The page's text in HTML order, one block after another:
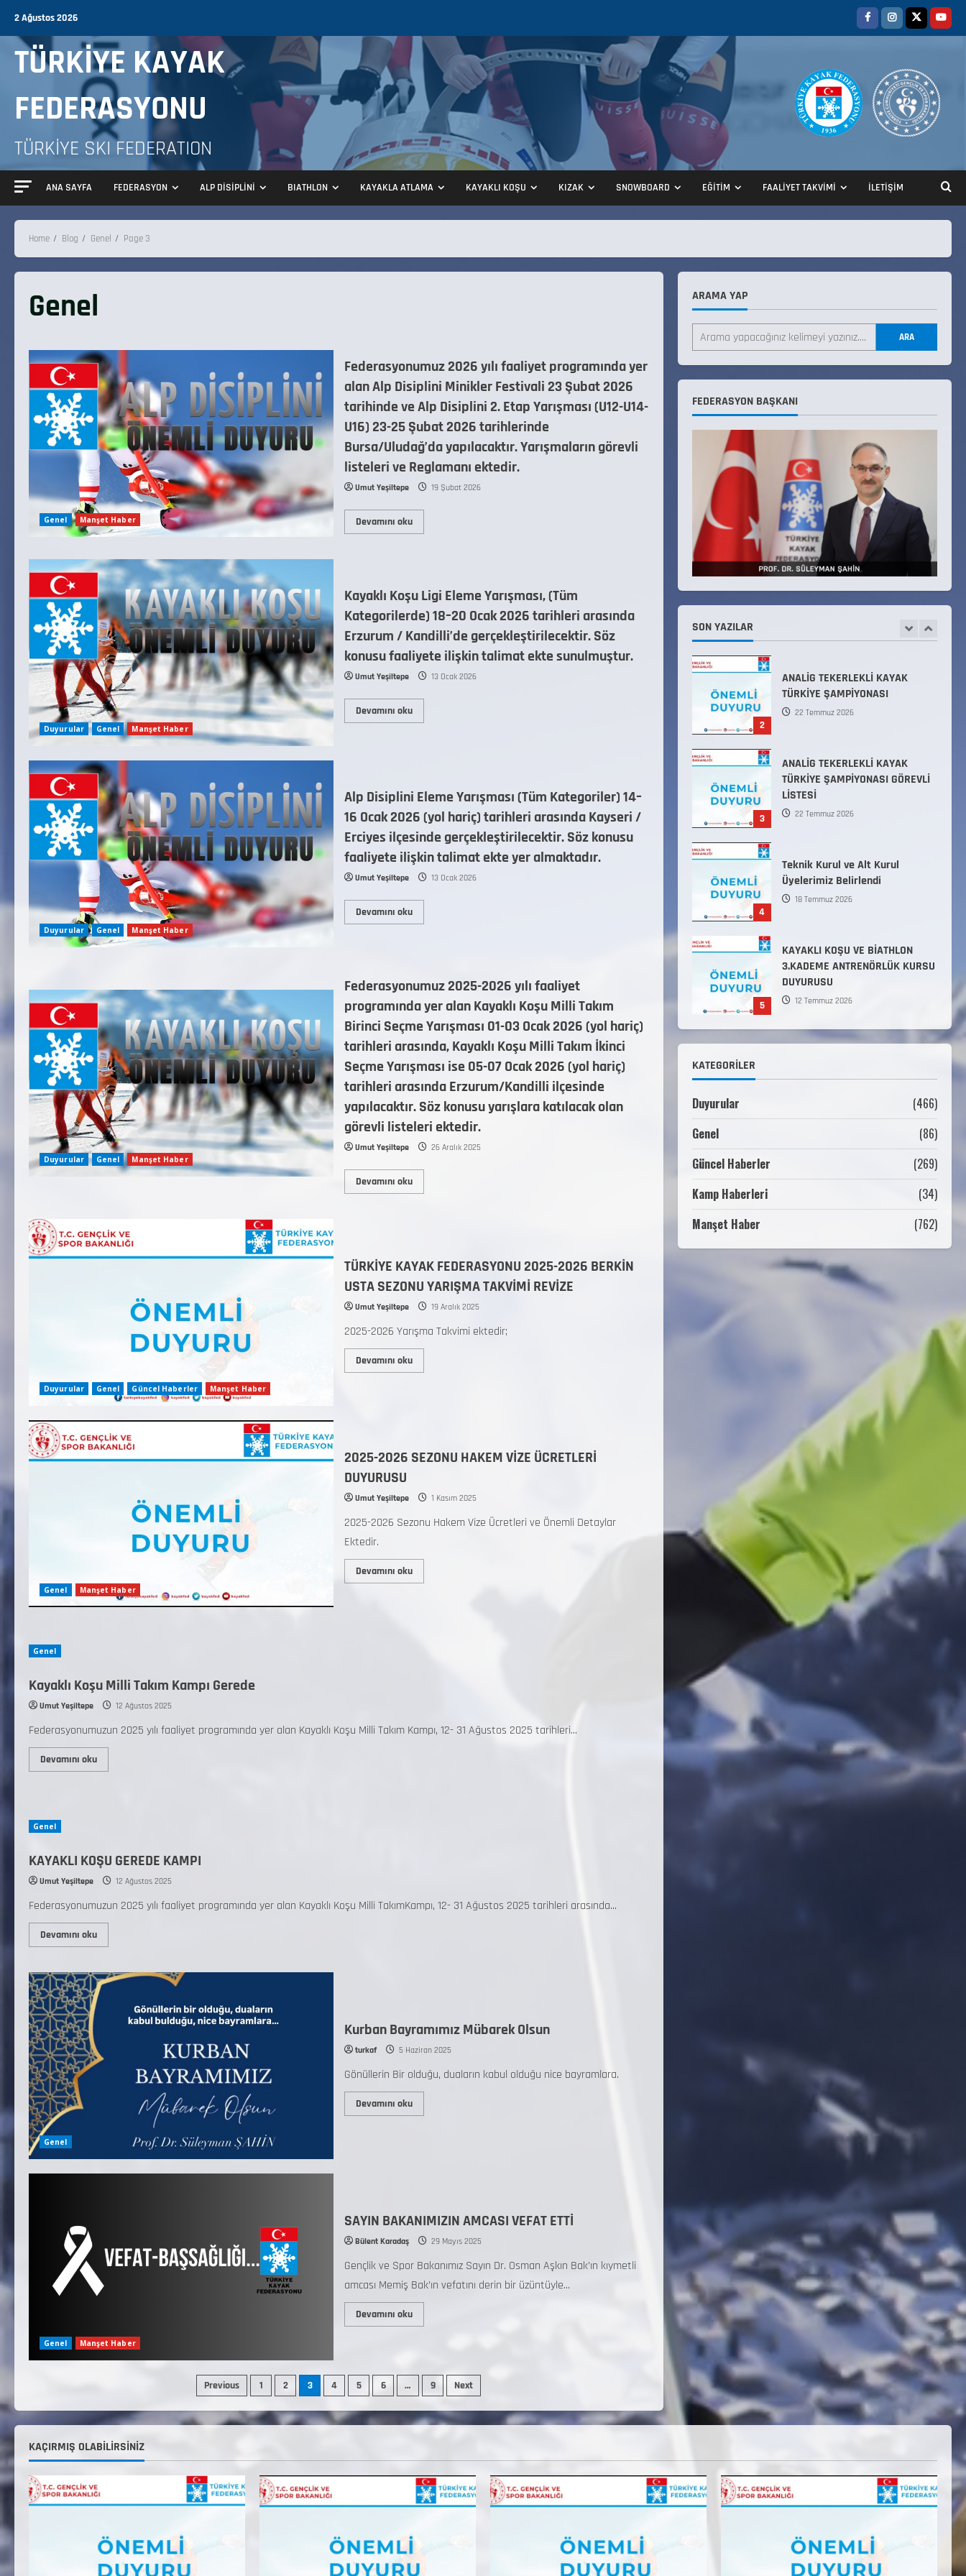
2 Ağustos 2026
TÜRKİYE KAYAK
FEDERASYONU
TÜRKİYE SKI FEDERATION
ANA SAYFA FEDERASYON ALP DİSİPLİNİ BIATHLON KAYAKLA ATLAMA KAYAKLI KOŞU KIZAK SNOWBOARD EĞİTİM FAALİYET TAKVİMİ İLETİŞİM
Home Blog Genel Page 3
Genel
Genel Manşet Haber
Federasyonumuz 2026 yılı faaliyet programında yer
alan Alp Disiplini Minikler Festivali 23 Şubat 2026
tarihinde ve Alp Disiplini 2. Etap Yarışması (U12-U14-
U16) 23-25 Şubat 2026 tarihlerinde
Bursa/Uludağ’da yapılacaktır. Yarışmaların görevli
listeleri ve Reglamanı ektedir.
Umut Yeşiltepe 19 Şubat 2026
Devamını oku
Duyurular Genel Manşet Haber
Kayaklı Koşu Ligi Eleme Yarışması, (Tüm
Kategorilerde) 18–20 Ocak 2026 tarihleri arasında
Erzurum / Kandilli’de gerçekleştirilecektir. Söz
konusu faaliyete ilişkin talimat ekte sunulmuştur.
Umut Yeşiltepe 13 Ocak 2026
Devamını oku
Duyurular Genel Manşet Haber
Alp Disiplini Eleme Yarışması (Tüm Kategoriler) 14–
16 Ocak 2026 (yol hariç) tarihleri arasında Kayseri /
Erciyes ilçesinde gerçekleştirilecektir. Söz konusu
faaliyete ilişkin talimat ekte yer almaktadır.
Umut Yeşiltepe 13 Ocak 2026
Devamını oku
Duyurular Genel Manşet Haber
Federasyonumuz 2025-2026 yılı faaliyet
programında yer alan Kayaklı Koşu Milli Takım
Birinci Seçme Yarışması 01-03 Ocak 2026 (yol hariç)
tarihleri arasında, Kayaklı Koşu Milli Takım İkinci
Seçme Yarışması ise 05-07 Ocak 2026 (yol hariç)
tarihleri arasında Erzurum/Kandilli ilçesinde
yapılacaktır. Söz konusu yarışlara katılacak olan
görevli listeleri ektedir.
Umut Yeşiltepe 26 Aralık 2025
Devamını oku
Duyurular Genel Güncel Haberler Manşet Haber
TÜRKİYE KAYAK FEDERASYONU 2025-2026 BERKİN
USTA SEZONU YARIŞMA TAKVİMİ REVİZE
Umut Yeşiltepe 19 Aralık 2025
2025-2026 Yarışma Takvimi ektedir;
Devamını oku
Genel Manşet Haber
2025-2026 SEZONU HAKEM VİZE ÜCRETLERİ
DUYURUSU
Umut Yeşiltepe 1 Kasım 2025
2025-2026 Sezonu Hakem Vize Ücretleri ve Önemli Detaylar
Ektedir.
Devamını oku
Genel
Kayaklı Koşu Milli Takım Kampı Gerede
Umut Yeşiltepe 12 Ağustos 2025
Federasyonumuzun 2025 yılı faaliyet programında yer alan Kayaklı Koşu Milli Takım Kampı, 12- 31 Ağustos 2025 tarihleri...
Devamını oku
Genel
KAYAKLI KOŞU GEREDE KAMPI
Umut Yeşiltepe 12 Ağustos 2025
Federasyonumuzun 2025 yılı faaliyet programında yer alan Kayaklı Koşu Milli TakımKampı, 12- 31 Ağustos 2025 tarihleri arasında...
Devamını oku
Genel
Kurban Bayramımız Mübarek Olsun
turkaf 5 Haziran 2025
Gönüllerin Bir olduğu, duaların kabul olduğu nice bayramlara.
Devamını oku
Genel Manşet Haber
SAYIN BAKANIMIZIN AMCASI VEFAT ETTİ
Bülent Karadaş 29 Mayıs 2025
Gençlik ve Spor Bakanımız Sayın Dr. Osman Aşkın Bak’ın kıymetli
amcası Memiş Bak’ın vefatını derin bir üzüntüyle...
Devamını oku
Previous 1 2 3 4 5 6 … 9 Next
ARAMA YAP
ARA
FEDERASYON BAŞKANI
SON YAZILAR
ANALİG TEKERLEKLİ KAYAK
TÜRKİYE ŞAMPİYONASI
3
ANALİG TEKERLEKLİ KAYAK
TÜRKİYE ŞAMPİYONASI GÖREVLİ
4
Üyelerimiz Belirlendi
18 Temmuz 2026
3.KADEME ANTRENÖRLÜK KURSU
DUYURUSU
1
Millî Savunma Bakanlığı Kara,
Deniz ve Hava Kuvvetleri
Komutanlıklarına 2026 Yılı
(2026-2 Dönem) Sporcu Branşı
Sözleşmeli Er Temini Başvuruları
Başlamıştır.
31 Temmuz 2026
3
ANALİG TEKERLEKLİ KAYAK
TÜRKİYE ŞAMPİYONASI GÖREVLİ
LİSTESİ
4
Teknik Kurul ve Alt Kurul
Üyelerimiz Belirlendi
5
KAYAKLI KOŞU VE BİATHLON
3.KADEME ANTRENÖRLÜK KURSU
DUYURUSU
1
Millî Savunma Bakanlığı Kara,
Deniz ve Hava Kuvvetleri
Komutanlıklarına 2026 Yılı
Sözleşmeli Er Temini Başvuruları
31 Temmuz 2026
3
TÜRKİYE ŞAMPİYONASI GÖREVLİ
Üyelerimiz Belirlendi
18 Temmuz 2026
3.KADEME ANTRENÖRLÜK KURSU
KATEGORILER
Duyurular
(466)
Genel
(86)
Güncel Haberler
(269)
Kamp Haberleri
(34)
Manşet Haber
(762)
KAÇIRMIŞ OLABILIRSINIZ